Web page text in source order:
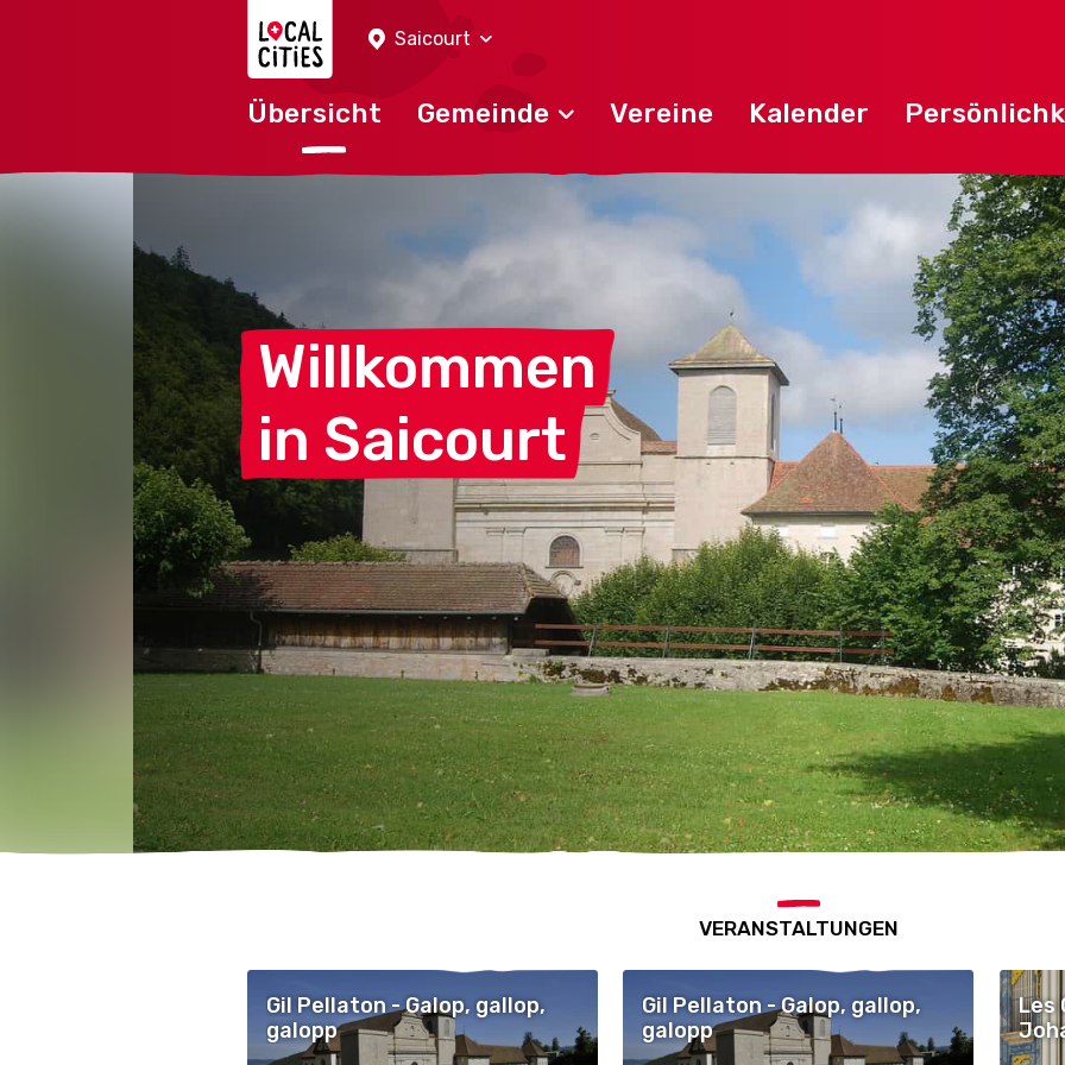
Saicourt
Übersicht Gemeinde Vereine Kalender
Willkommen
in Saicourt
VERANSTALTUNGEN
Gil Pellaton - Galop, gallop,
galopp
Gil Pellaton - Galop, gallop,
galopp
Les